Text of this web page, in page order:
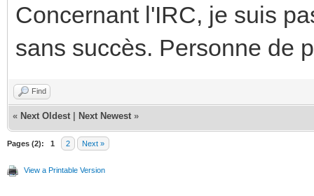
Concernant l'IRC, je suis
sans succès. Personne de
Find
« Next Oldest Next Newest »
Pages (2): 1 2 Next »
View a Printable Version